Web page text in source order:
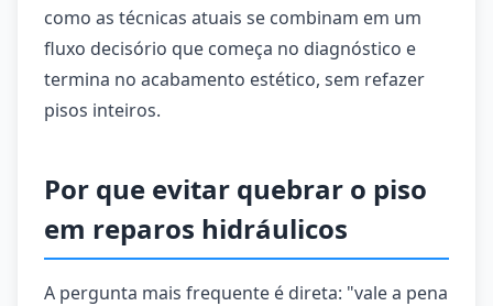
como as técnicas atuais se combinam em um
fluxo decisório que começa no diagnóstico e
termina no acabamento estético, sem refazer
pisos inteiros.
Por que evitar quebrar o piso
em reparos hidráulicos
A pergunta mais frequente é direta: "vale a pena